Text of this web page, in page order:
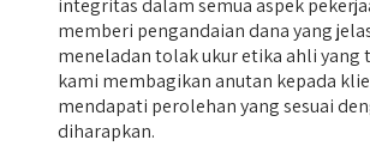
integritas dalam semua aspek
memberi pengandaian dana yang
meneladan tolak ukur etika ahli yang
kami membagikan anutan kepada
mendapati perolehan yang sesuai
diharapkan.